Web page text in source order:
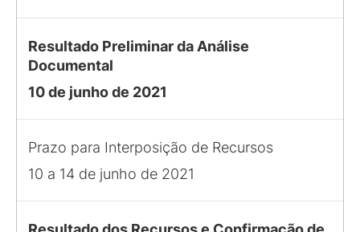
Resultado Preliminar da Análise
Documental
10 de junho de 2021
Prazo para Interposição de Recursos
10 a 14 de junho de 2021